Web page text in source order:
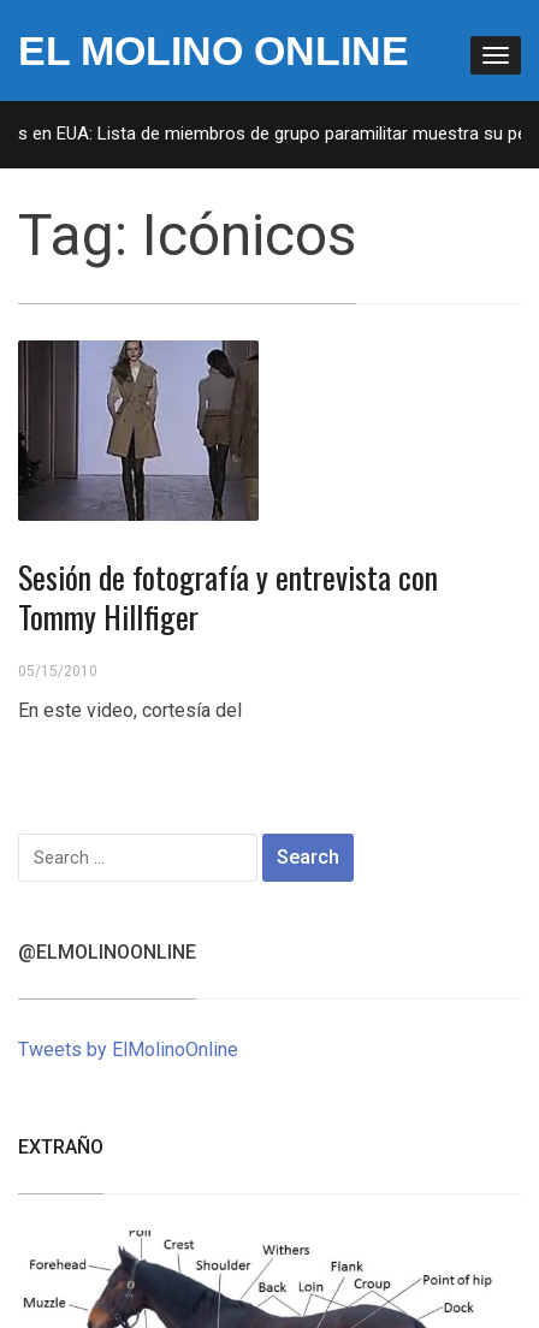
EL MOLINO ONLINE
en EUA: Lista de miembros de grupo paramilitar muestra su
Tag: Icónicos
Sesión de fotografía y entrevista con
Tommy Hillfiger
05/15/2010
En este video, cortesía del
Search
for:
@ELMOLINOONLINE
Tweets by ElMolinoOnline
EXTRAÑO